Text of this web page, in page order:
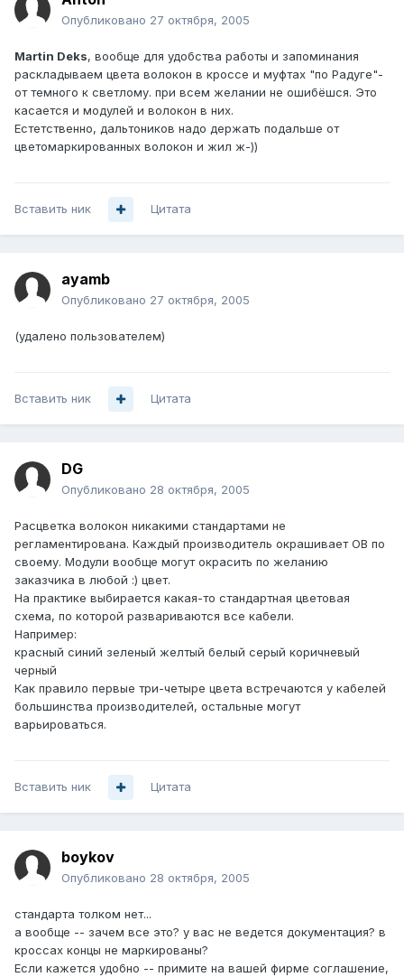
Опубликовано 27 октября, 2005
Martin Deks, вообще для удобства работы и запоминания
раскладываем цвета волокон в кроссе и муфтах "по Радуге"-
от темного к светлому. при всем желании не ошибёшся. Это
касается и модулей и волокон в них.
Естетственно, дальтоников надо держать подальше от
цветомаркированных волокон и жил ж-))
Вставить ник Цитата
ayamb
Опубликовано 27 октября, 2005
(удалено пользователем)
Вставить ник Цитата
DG
Опубликовано 28 октября, 2005
Расцветка волокон никакими стандартами не
регламентирована. Каждый производитель окрашивает ОВ по
своему. Модули вообще могут окрасить по желанию
заказчика в любой :) цвет.
На практике выбирается какая-то стандартная цветовая
схема, по которой развариваются все кабели.
Например:
красный синий зеленый желтый белый серый коричневый
черный
Как правило первые три-четыре цвета встречаются у кабелей
большинства производителей, остальные могут
варьироваться.
Вставить ник Цитата
boykov
Опубликовано 28 октября, 2005
стандарта толком нет...
а вообще -- зачем все это? у вас не ведется документация? в
кроссах концы не маркированы?
Если кажется удобно -- примите на вашей фирме соглашение,